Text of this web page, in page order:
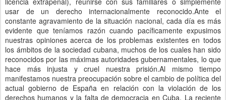
usar de un derecho internacionalmente reconocido.Ante el
constante agravamiento de la situación nacional, cada día es más
evidente que teníamos razón cuando pacíficamente expusimos
nuestras opiniones acerca de los problemas existentes en todos
los ámbitos de la sociedad cubana, muchos de los cuales han sido
reconocidos por las máximas autoridades gubernamentales, lo que
hace más injusta y cruel nuestra prisión.Al mismo tiempo
manifestamos nuestra preocupación sobre el cambio de política del
actual gobierno de España en relación con la violación de los
derechos humanos y la falta de democracia en Cuba. La reciente